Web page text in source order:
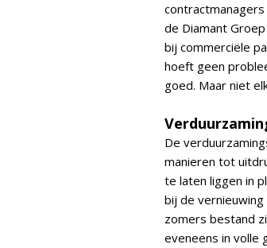
de Diamant
bij commerciële
hoeft geen
goed. Maar niet
De
manieren tot
te laten liggen in
bij de
zomers bestand
eveneens in volle